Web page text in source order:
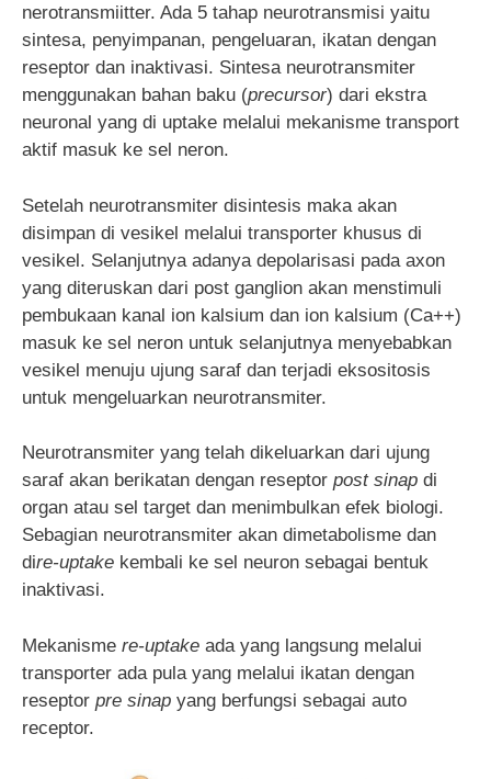
nerotransmiitter. Ada 5 tahap neurotransmisi yaitu
sintesa, penyimpanan, pengeluaran, ikatan dengan
reseptor dan inaktivasi. Sintesa neurotransmiter
menggunakan bahan baku (precursor) dari ekstra
neuronal yang di uptake melalui mekanisme transport
aktif masuk ke sel neron.
Setelah neurotransmiter disintesis maka akan
disimpan di vesikel melalui transporter khusus di
vesikel. Selanjutnya adanya depolarisasi pada axon
yang diteruskan dari post ganglion akan menstimuli
pembukaan kanal ion kalsium dan ion kalsium (Ca++)
masuk ke sel neron untuk selanjutnya menyebabkan
vesikel menuju ujung saraf dan terjadi eksositosis
untuk mengeluarkan neurotransmiter.
Neurotransmiter yang telah dikeluarkan dari ujung
saraf akan berikatan dengan reseptor post sinap di
organ atau sel target dan menimbulkan efek biologi.
Sebagian neurotransmiter akan dimetabolisme dan
dire-uptake kembali ke sel neuron sebagai bentuk
inaktivasi.
Mekanisme re-uptake ada yang langsung melalui
transporter ada pula yang melalui ikatan dengan
reseptor pre sinap yang berfungsi sebagai auto
receptor.